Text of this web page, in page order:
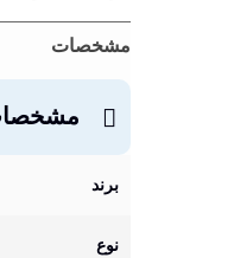
مشخصات
برند
نوع